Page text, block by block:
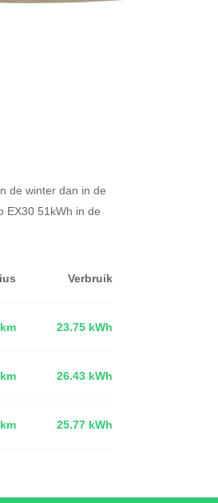
de winter dan in de
EX30 51kWh in de
Verbruik
23.75 kWh
26.43 kWh
25.77 kWh